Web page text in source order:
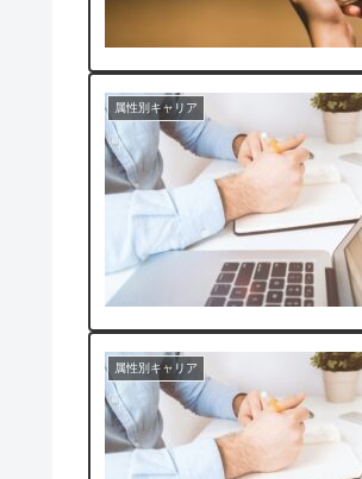
属性別キャリア
属性別キャリア